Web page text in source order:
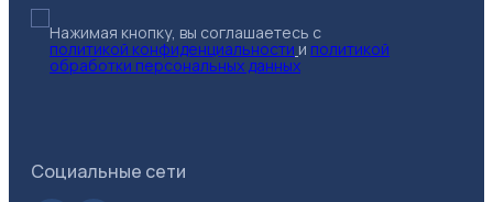
Нажимая кнопку, вы соглашаетесь с
политикой конфиденциальности и политикой
обработки персональных данных
Социальные сети